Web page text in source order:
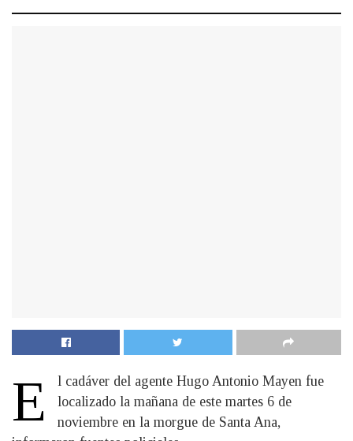
E
l cadáver del agente Hugo Antonio Mayen fue
localizado la mañana de este martes 6 de
noviembre en la morgue de Santa Ana,